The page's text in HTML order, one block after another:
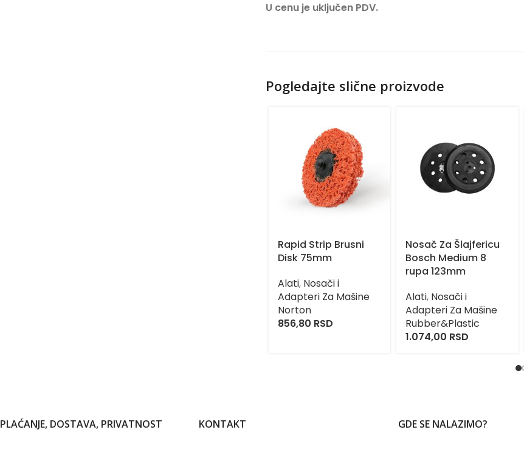
U cenu je uključen PDV.
Pogledajte slične proizvode
Rapid Strip Brusni
Disk 75mm
Alati, Nosači i
Adapteri Za Mašine
Norton
856,80 RSD
Nosač Za Šlajfericu
Bosch Medium 8
rupa 123mm
Alati, Nosači i
Adapteri Za Mašine
Rubber&Plastic
1.074,00 RSD
PLAĆANJE, DOSTAVA, PRIVATNOST KONTAKT GDE SE NALAZIMO?